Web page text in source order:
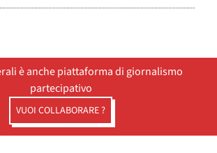
è anche piattaforma di giornalismo
partecipativo
VUOI COLLABORARE ?